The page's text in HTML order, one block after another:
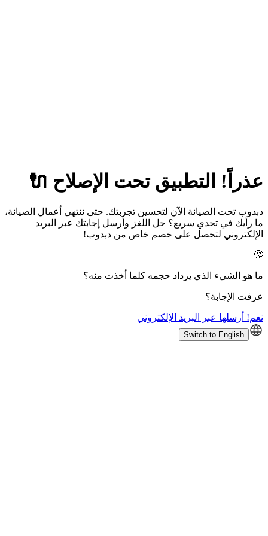
عذراً! التطبيق تحت الإصلاح 🔌
دبدوب تحت الصيانة الآن لتحسين تجربتك. حتى ننتهي أعمال الصيانة،
ما رأيك في تحدي سريع؟ حل اللغز وأرسل إجابتك عبر البريد
الإلكتروني لتحصل على خصم خاص من دبدوب!
🤔
ما هو الشيء الذي يزداد حجمه كلما أخذت منه؟
عرفت الإجابة؟
نعم! أرسلها عبر البريد الإلكتروني
Switch to English